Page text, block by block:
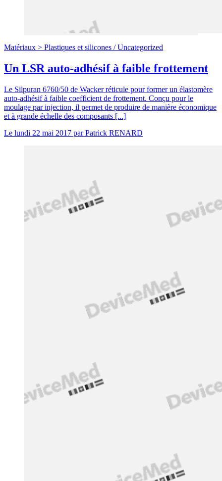
Matériaux > Plastiques et silicones /Uncategorized
Un LSR auto-adhésif à faible frottement
Le Silpuran 6760/50 de Wacker réticule pour former un élastomère
auto-adhésif à faible coefficient de frottement. Conçu pour le
moulage par injection, il permet de produire de manière économique
et à grande échelle des composants [...]
Le lundi 22 mai 2017 parPatrick RENARD